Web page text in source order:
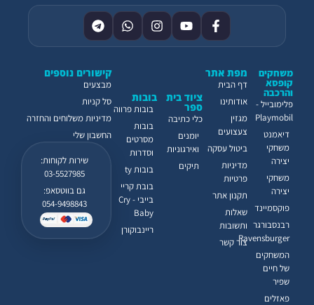
קישורים נוספים
מבצעים
סל קניות
מדיניות משלוחים והחזרה
החשבון שלי
שירות לקוחות:
03-5527985
גם בווטסאפ:
054-9498843
ציוד בית
ספר
כלי כתיבה
יומנים
ואירגוניות
תיקים
בובות
בובות פרווה
בובות
מסרטים
וסדרות
בובות ty
בובת קריי
בייבי - Cry
Baby
ריינבוקורן
משחקים
קופסא
והרכבה
פלימובייל -
Playmobil
דיאמנט
משחקי
יצירה
משחקי
יצירה
פוקסמיינד
רבנסבורגר
Ravensburger
המשחקים
של חיים
שפיר
פאזלים
מפת אתר
דף הבית
אודותינו
מגזין
צעצועים
ביטול עסקה
מדיניות
פרטיות
תקנון אתר
שאלות
ותשובות
צור קשר